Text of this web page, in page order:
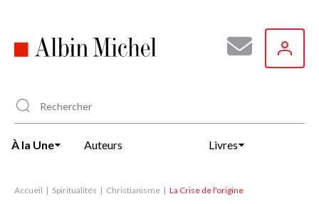
principal
À la Une Auteurs Livres
Accueil Spiritualités Christianisme La Crise de l'origine